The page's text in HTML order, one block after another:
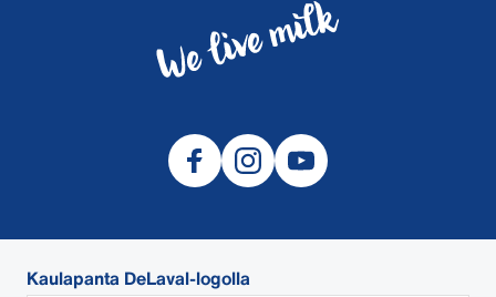
Kaulapanta DeLaval-logolla
© 2026 DeLaval